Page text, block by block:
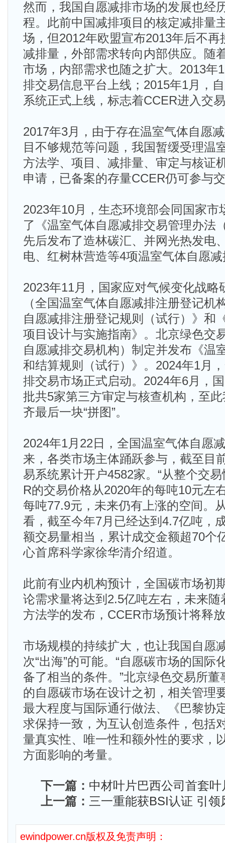
然而，我国自愿减排市场的发展也经
程。此前中国减排项目的核定减排量
场，但2012年欧盟宣布2013年后不
减排量，外部需求转向内部供应。随
市场，内部需求也随之扩大。2013年
排交易信息平台上线；2015年1月，
系统正式上线，标志着CCER进入交
2017年3月，由于存在温室气体自愿
目不够规范等问题，我国暂缓受理温
方法学、项目、减排量、审定与核证
申请，已备案的存量CCER仍可参与
2023年10月，生态环境部会同国家市
了《温室气体自愿减排交易管理办法
先后发布了造林碳汇、并网光热发电
电、红树林营造等4项温室气体自愿
2023年11月，国家应对气候变化战略
（全国温室气体自愿减排注册登记机
自愿减排注册登记规则（试行）》和
项目设计与实施指南》。北京绿色交
自愿减排交易机构）制定并发布《温
和结算规则（试行）》。2024年1月
排交易市场正式启动。2024年6月，
批共5家第三方审定与核查机构，至
齐最后一块“拼图”。
2024年1月22日，全国温室气体自愿
来，各类市场主体踊跃参与，截至目
易系统累计开户4582家。“从整个交
R的交易价格从2020年的每吨10元左
每吨77.9元，未来仍有上涨的空间。
看，截至今年7月已经达到4.7亿吨，
额交易量相当，累计成交金额超70个
心首席科学家徐华清介绍道。
此前有业内机构预计，全国碳市场初
论需求量将达到2.5亿吨左右，未来
方法学的发布，CCER市场预计将释
市场规模的持续扩大，也让我国自愿
次“出海”的可能。“自愿碳市场的国际
备了相当的条件。”北京绿色交易所
的自愿碳市场在设计之初，相关管理
最大程度与国际通行做法、《巴黎协
求保持一致，为互认创造条件，包括
量真实性、唯一性和额外性的要求，
方面影响的考量。
下一篇： 中材叶片巴西公司首套
上一篇： 三一重能获BSI认证 引
ewindpower.cn版权及免责声明：